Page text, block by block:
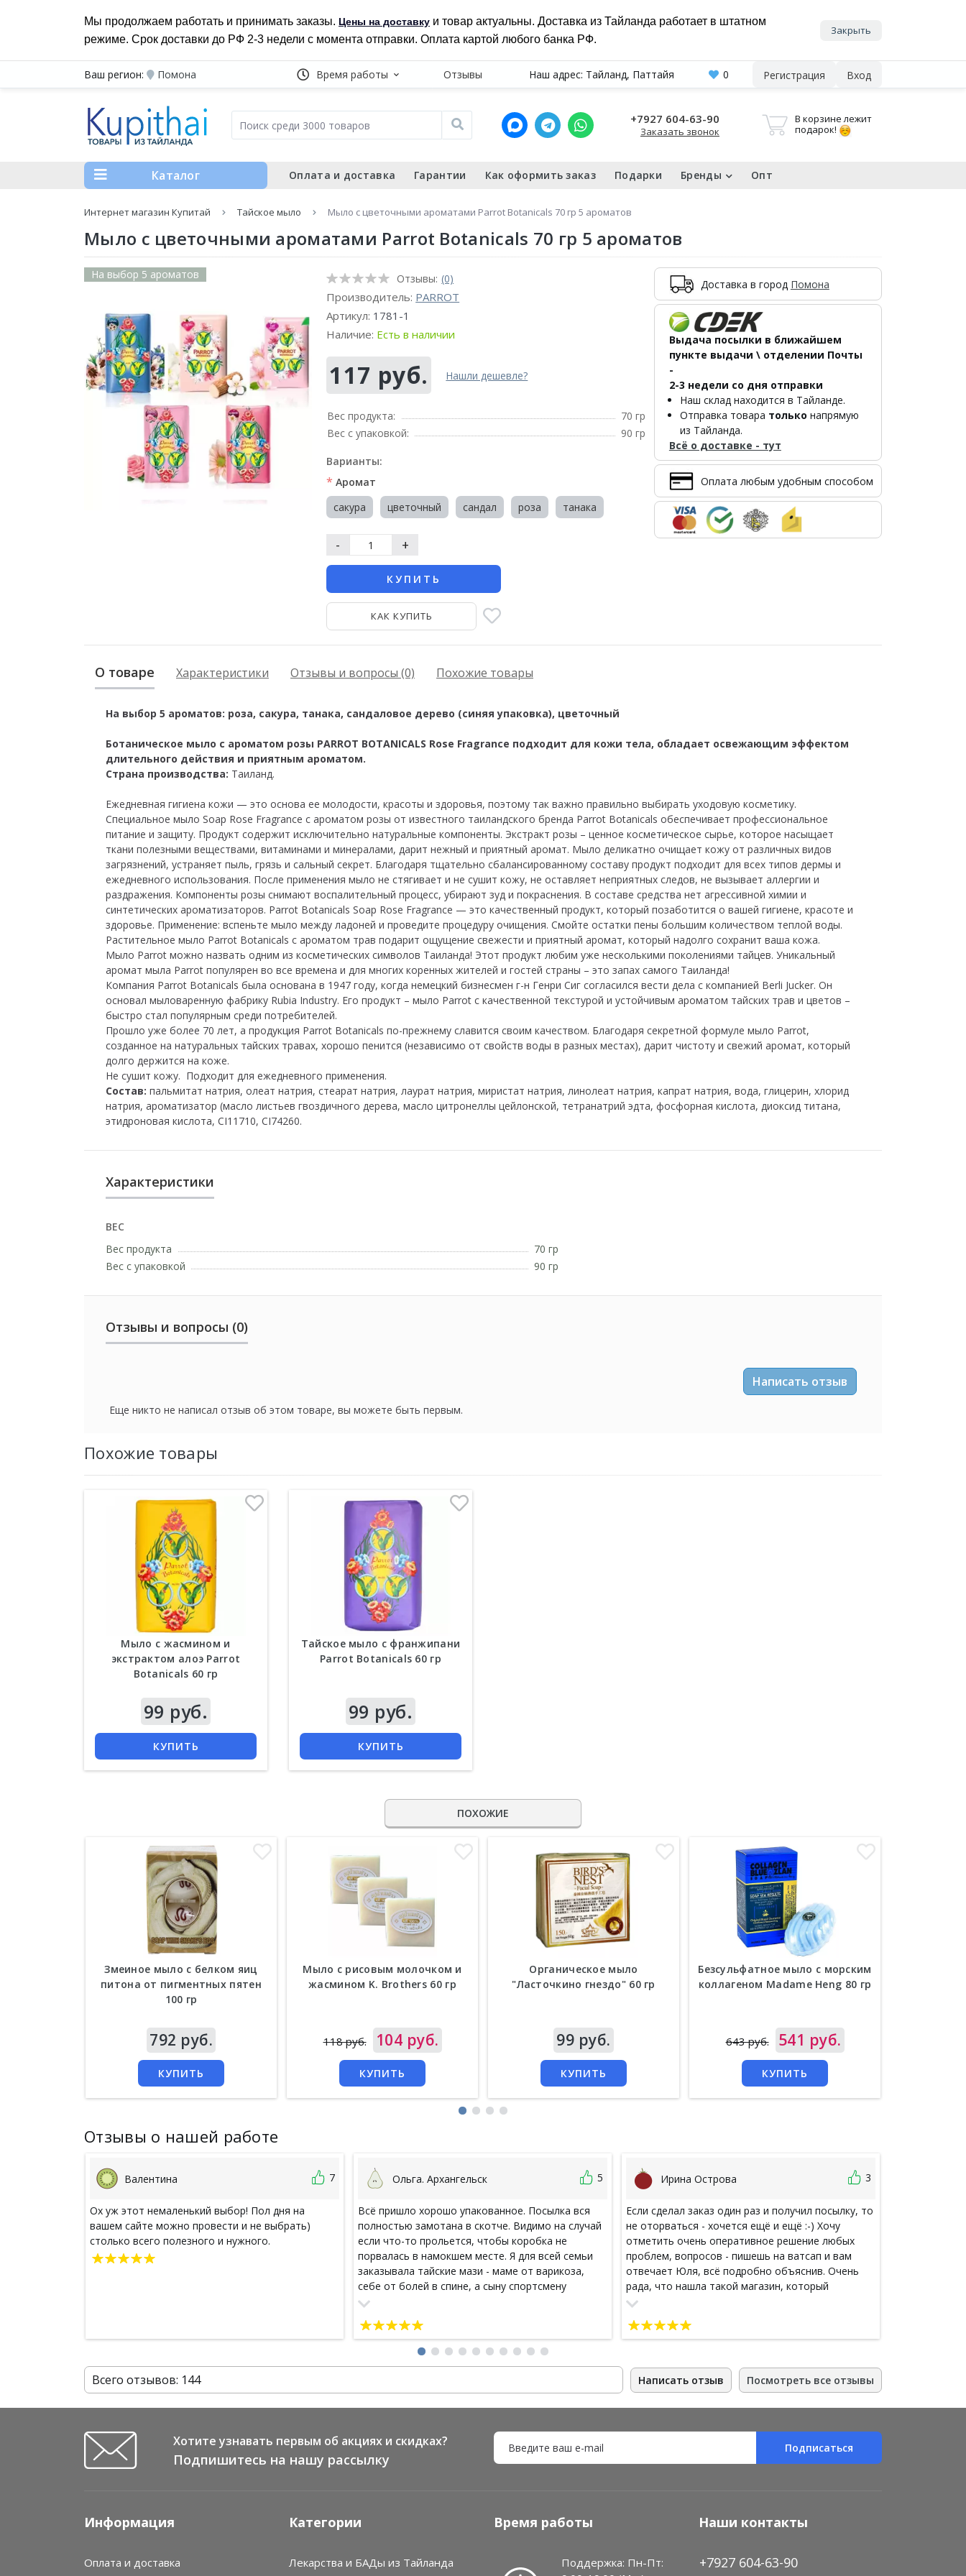
Мы продолжаем работать и принимать заказы. Цены на доставку и товар актуальны. Доставка из Тайланда работает в штатном
режиме. Срок доставки до РФ 2-3 недели с момента отправки. Оплата картой любого банка РФ.
Закрыть
Ваш регион: Помона Время работы Отзывы Наш адрес: Тайланд, Паттайя 0 Регистрация Вход
+7927 604-63-90
Заказать звонок
В корзине лежит
подарок!
Каталог Оплата и доставка Гарантии Как оформить заказ Подарки Бренды Опт
Интернет магазин Купитай Тайское мыло Мыло с цветочными ароматами Parrot Botanicals 70 гр 5 ароматов
Мыло с цветочными ароматами Parrot Botanicals 70 гр 5 ароматов
На выбор 5 ароматов Отзывы: (0)
Производитель: PARROT
Артикул: 1781-1
Наличие: Есть в наличии
117 руб. Нашли дешевле?
Вес продукта:
70 гр
Вес с упаковкой:
90 гр
Варианты:
* Аромат
сакура
цветочный сандал роза танака
- +
КУПИТЬ
КАК КУПИТЬ
Доставка в город Помона
Выдача посылки в ближайшем
пункте выдачи \ отделении Почты
-
2-3 недели со дня отправки
Наш склад находится в Тайланде.
Отправка товара только напрямую
из Тайланда.
Всё о доставке - тут
Оплата любым удобным способом
О товаре Характеристики Отзывы и вопросы (0) Похожие товары
На выбор 5 ароматов: роза, сакура, танака, сандаловое дерево (синяя упаковка), цветочный
Ботаническое мыло с ароматом розы PARROT BOTANICALS Rose Fragrance подходит для кожи тела, обладает освежающим эффектом
длительного действия и приятным ароматом.
Страна производства: Таиланд.
Ежедневная гигиена кожи — это основа ее молодости, красоты и здоровья, поэтому так важно правильно выбирать уходовую косметику.
Специальное мыло Soap Rose Fragrance с ароматом розы от известного таиландского бренда Parrot Botanicals обеспечивает профессиональное
питание и защиту. Продукт содержит исключительно натуральные компоненты. Экстракт розы – ценное косметическое сырье, которое насыщает
ткани полезными веществами, витаминами и минералами, дарит нежный и приятный аромат. Мыло деликатно очищает кожу от различных видов
загрязнений, устраняет пыль, грязь и сальный секрет. Благодаря тщательно сбалансированному составу продукт подходит для всех типов дермы и
ежедневного использования. После применения мыло не стягивает и не сушит кожу, не оставляет неприятных следов, не вызывает аллергии и
раздражения. Компоненты розы снимают воспалительный процесс, убирают зуд и покраснения. В составе средства нет агрессивной химии и
синтетических ароматизаторов. Parrot Botanicals Soap Rose Fragrance — это качественный продукт, который позаботится о вашей гигиене, красоте и
здоровье. Применение: вспеньте мыло между ладоней и проведите процедуру очищения. Смойте остатки пены большим количеством теплой воды.
Растительное мыло Parrot Botanicals с ароматом трав подарит ощущение свежести и приятный аромат, который надолго сохранит ваша кожа.
Мыло Parrot можно назвать одним из косметических символов Таиланда! Этот продукт любим уже несколькими поколениями тайцев. Уникальный
аромат мыла Parrot популярен во все времена и для многих коренных жителей и гостей страны – это запах самого Таиланда!
Компания Parrot Botanicals была основана в 1947 году, когда немецкий бизнесмен г-н Генри Сиг согласился вести дела с компанией Berli Jucker. Он
основал мыловаренную фабрику Rubia Industry. Его продукт – мыло Parrot с качественной текстурой и устойчивым ароматом тайских трав и цветов –
быстро стал популярным среди потребителей.
Прошло уже более 70 лет, а продукция Parrot Botanicals по-прежнему славится своим качеством. Благодаря секретной формуле мыло Parrot,
созданное на натуральных тайских травах, хорошо пенится (независимо от свойств воды в разных местах), дарит чистоту и свежий аромат, который
долго держится на коже.
Не сушит кожу. Подходит для ежедневного применения.
Состав: пальмитат натрия, олеат натрия, стеарат натрия, лаурат натрия, миристат натрия, линолеат натрия, капрат натрия, вода, глицерин, хлорид
натрия, ароматизатор (масло листьев гвоздичного дерева, масло цитронеллы цейлонской, тетранатрий эдта, фосфорная кислота, диоксид титана,
этидроновая кислота, CI11710, CI74260.
Характеристики
ВЕС
Вес продукта
70 гр
Вес с упаковкой
90 гр
Отзывы и вопросы (0)
Написать отзыв
Еще никто не написал отзыв об этом товаре, вы можете быть первым.
Похожие товары
Мыло с жасмином и
экстрактом алоэ Parrot
Botanicals 60 гр
99 руб.
КУПИТЬ
Тайское мыло с франжипани
Parrot Botanicals 60 гр
99 руб.
КУПИТЬ
ПОХОЖИЕ
Змеиное мыло с белком яиц
питона от пигментных пятен
100 гр
792 руб.
КУПИТЬ
Мыло с рисовым молочком и
жасмином K. Brothers 60 гр
118 руб.
Цена 104 руб.
КУПИТЬ
Органическое мыло
"Ласточкино гнездо" 60 гр
99 руб.
КУПИТЬ
Безсульфатное мыло с морским
коллагеном Madame Heng 80 гр
643 руб.
Цена 541 руб.
КУПИТЬ
Отзывы о нашей работе
Валентина 7
Ох уж этот немаленький выбор! Пол дня на
вашем сайте можно провести и не выбрать)
столько всего полезного и нужного.
Ольга. Архангельск 5
Всё пришло хорошо упакованное. Посылка вся
полностью замотана в скотче. Видимо на случай
если что-то прольется, чтобы коробка не
порвалась в намокшем месте. Я для всей семьи
заказывала тайские мази - маме от варикоза,
себе от болей в спине, а сыну спортсмену
тайскую мазь Num man. и себе ещё шампунь от
хорошие. До Архангельской области посылка
доехала за 3 недели. Буду заказывать ещё
Ирина Острова 3
Если сделал заказ один раз и получил посылку, то
не оторваться - хочется ещё и ещё :-) Хочу
отметить очень оперативное решение любых
проблем, вопросов - пишешь на ватсап и вам
отвечает Юля, всё подробно объяснив. Очень
рада, что нашла такой магазин, который
поставляет нам "заморские" товары. Теперь у
молотый кофе из камбоджи :-)
Всего отзывов: 144 Написать отзыв Посмотреть все отзывы
Хотите узнавать первым об акциях и скидках?
Подпишитесь на нашу рассылку
Подписаться
Информация
Оплата и доставка
Категории
Лекарства и БАДы из Тайланда
Время работы
Поддержка: Пн-Пт:
Наши контакты
+7927 604-63-90